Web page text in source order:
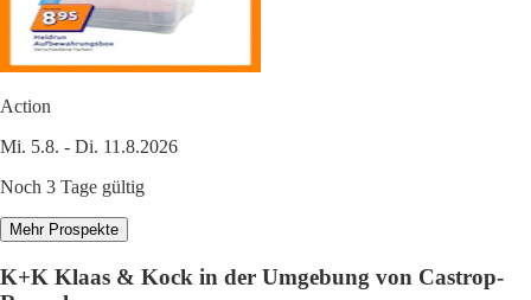
Action
Mi. 5.8. - Di. 11.8.2026
Noch 3 Tage gültig
Mehr Prospekte
K+K Klaas & Kock in der Umgebung von Castrop-